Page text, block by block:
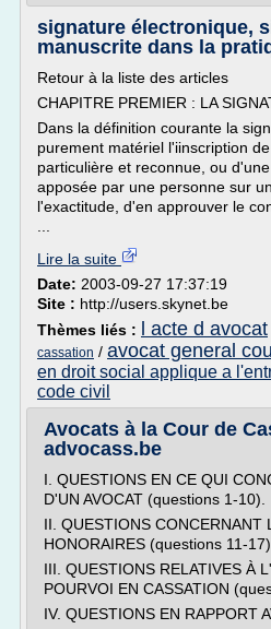
signature électronique,
manuscrite dans la
Retour à la liste des articles
CHAPITRE PREMIER : LA
Dans la définition courante la
purement matériel l'iinscription
particulière et reconnue, ou
apposée par une personne sur
l'exactitude, d'en approuver le
Lire la suite
Date: 2003-09-27 17:37:19
Site : http://users.skynet.be
Thèmes liés :
l acte d avocat
cassation / avocat general
en droit social applique a
code civil
Avocats à la Cour de
advocass.be
I. QUESTIONS EN CE QUI
D'UN AVOCAT (questions 1-10).
II. QUESTIONS CONCERNANT
HONORAIRES (questions 11-17).
III. QUESTIONS RELATIVES À
POURVOI EN CASSATION
IV. QUESTIONS EN RAPPORT